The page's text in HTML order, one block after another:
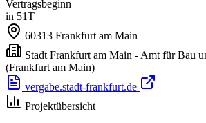
Vertragsbeginn
in 51T
60313 Frankfurt am Main
Stadt Frankfurt am Main - Amt für Bau
(Frankfurt am Main)
vergabe.stadt-frankfurt.de
Projektübersicht